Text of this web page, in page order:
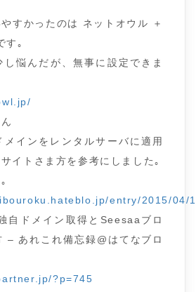
すかったのは ネットオウル ＋
す｡
し悩んだが、無事に設定できま
インをレンタルサーバに適用
イトさま方を参考にしました｡
entry/2015/04/
自ドメイン取得とSeesaaブロ
– あれこれ備忘録@はてなブロ
?p=745